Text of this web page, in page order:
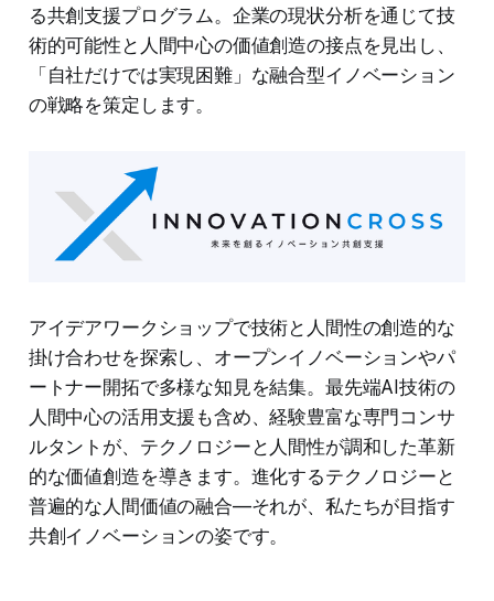
る共創支援プログラム。企業の現状分析を通じて技
術的可能性と人間中心の価値創造の接点を見出し、
「自社だけでは実現困難」な融合型イノベーション
の戦略を策定します。
アイデアワークショップで技術と人間性の創造的な
掛け合わせを探索し、オープンイノベーションやパ
ートナー開拓で多様な知見を結集。最先端AI技術の
人間中心の活用支援も含め、経験豊富な専門コンサ
ルタントが、テクノロジーと人間性が調和した革新
的な価値創造を導きます。進化するテクノロジーと
普遍的な人間価値の融合—それが、私たちが目指す
共創イノベーションの姿です。